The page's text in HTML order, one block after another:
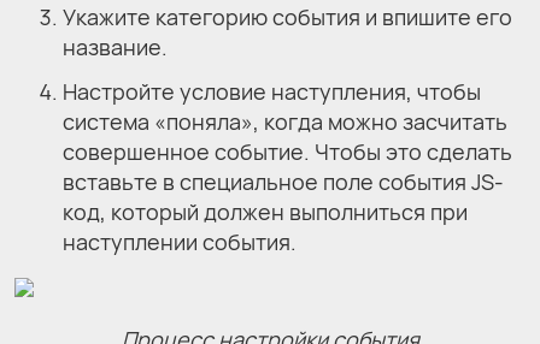
Укажите категорию события и впишите его
название.
Настройте условие наступления, чтобы
система «поняла», когда можно засчитать
совершенное событие. Чтобы это сделать
вставьте в специальное поле события JS-
код, который должен выполниться при
наступлении события.